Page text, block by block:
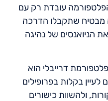
עובדת רק עם
מבטיח שתקבלו הדרכה
הניואנסים של נהיגה
דרייבלי הוא
בקלות בפרופילים
ולהשוות כישורים